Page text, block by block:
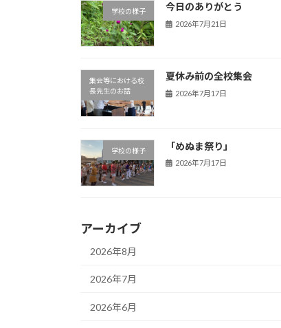
学校の様子 今日のありがとう
2026年7月21日
集会等における校
長先生のお話
夏休み前の全校集会
2026年7月17日
学校の様子 「めぬま祭り」
2026年7月17日
アーカイブ
2026年8月
2026年7月
2026年6月